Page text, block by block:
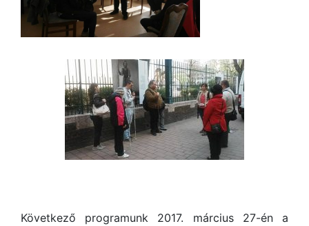
Következő programunk 2017. március 27-én a